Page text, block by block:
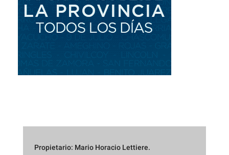
Propietario: Mario Horacio Lettiere.